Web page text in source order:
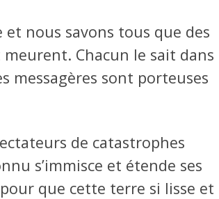
nous savons tous que des
Chacun le sait dans
messagères sont porteuses
de catastrophes
s’immisce et étende ses
que cette terre si lisse et